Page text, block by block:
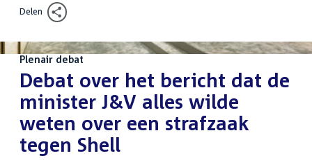
Delen
Plenair debat
:Debat over het bericht dat de
minister J&V alles wilde
weten over een strafzaak
tegen Shell